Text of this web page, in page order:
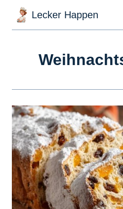
Zum
Inhalt
Lecker Happen